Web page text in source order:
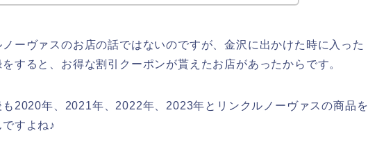
ーヴァスのお店の話ではないのですが、金沢に出かけた時に入った
すると、お得な割引クーポンが貰えたお店があったからです。
2020年、2021年、2022年、2023年とリンクルノーヴァスの商品を
すよね♪